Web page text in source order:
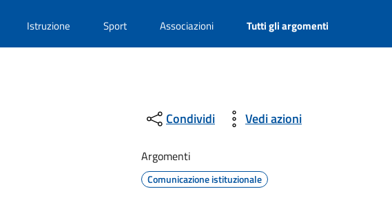
Istruzione Sport Associazioni Tutti gli argomenti
Condividi Vedi azioni
Argomenti
Comunicazione istituzionale